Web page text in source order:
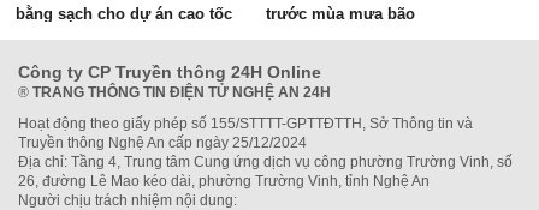
bằng sạch cho dự án cao tốc
Vinh - Thanh Thủy
trước mùa mưa bão
Công ty CP Truyền thông 24H Online
® TRANG THÔNG TIN ĐIỆN TỬ NGHỆ AN 24H
Hoạt động theo giấy phép số 155/STTTT-GPTTĐTTH, Sở Thông tin và
Truyền thông Nghệ An cấp ngày 25/12/2024
Địa chỉ: Tầng 4, Trung tâm Cung ứng dịch vụ công phường Trường Vinh, số
26, đường Lê Mao kéo dài, phường Trường Vinh, tỉnh Nghệ An
Người chịu trách nhiệm nội dung: